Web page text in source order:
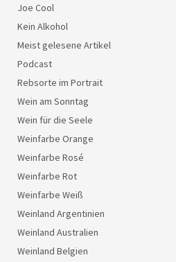
Joe Cool
Kein Alkohol
Meist gelesene Artikel
Podcast
Rebsorte im Portrait
Wein am Sonntag
Wein für die Seele
Weinfarbe Orange
Weinfarbe Rosé
Weinfarbe Rot
Weinfarbe Weiß
Weinland Argentinien
Weinland Australien
Weinland Belgien